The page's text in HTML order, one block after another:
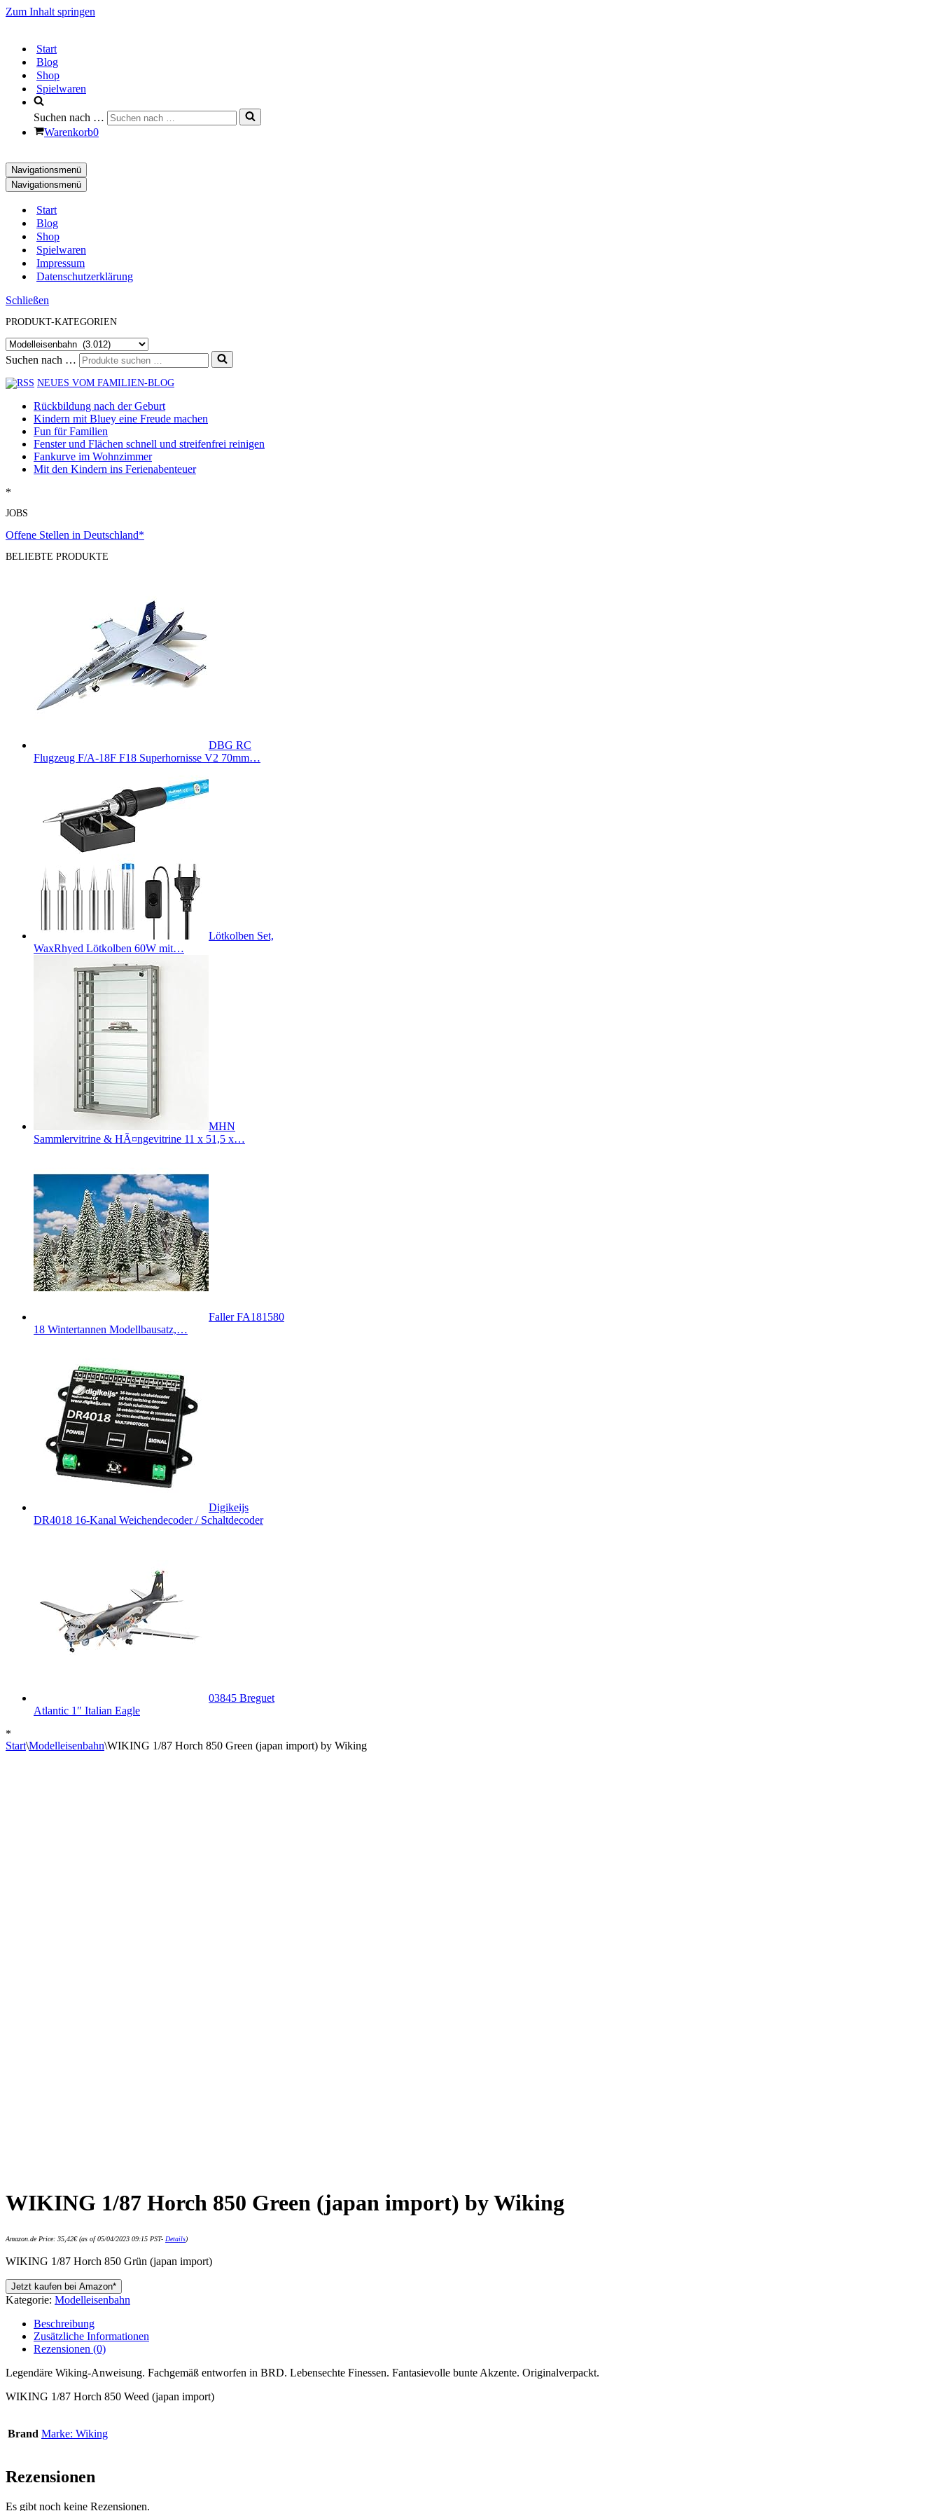
Zum Inhalt springen
Start
Blog
Shop
Spielwaren
Suchen nach …
Warenkorb0
Navigationsmenü
Navigationsmenü
Start
Blog
Shop
Spielwaren
Impressum
Datenschutzerklärung
Schließen
PRODUKT-KATEGORIEN
Suchen nach …
NEUES VOM FAMILIEN-BLOG
Rückbildung nach der Geburt
Kindern mit Bluey eine Freude machen
Fun für Familien
Fenster und Flächen schnell und streifenfrei reinigen
Fankurve im Wohnzimmer
Mit den Kindern ins Ferienabenteuer
*
JOBS
Offene Stellen in Deutschland*
BELIEBTE PRODUKTE
DBG RC
Flugzeug F/A-18F F18 Superhornisse V2 70mm…
Lötkolben Set,
WaxRhyed Lötkolben 60W mit…
MHN
Sammlervitrine & HÃ¤ngevitrine 11 x 51,5 x…
Faller FA181580
18 Wintertannen Modellbausatz,…
Digikeijs
DR4018 16-Kanal Weichendecoder / Schaltdecoder
03845 Breguet
Atlantic 1″ Italian Eagle
*
Start\Modelleisenbahn\WIKING 1/87 Horch 850 Green (japan import) by Wiking
WIKING 1/87 Horch 850 Green (japan import) by Wiking
Amazon.de Price: 35,42€(as of 05/04/2023 09:15 PST- Details)
WIKING 1/87 Horch 850 Grün (japan import)
Jetzt kaufen bei Amazon*
Kategorie: Modelleisenbahn
Beschreibung
Zusätzliche Informationen
Rezensionen (0)
Legendäre Wiking-Anweisung. Fachgemäß entworfen in BRD. Lebensechte Finessen. Fantasievolle bunte Akzente. Originalverpackt.
WIKING 1/87 Horch 850 Weed (japan import)
Brand Marke: Wiking
Rezensionen
Es gibt noch keine Rezensionen.